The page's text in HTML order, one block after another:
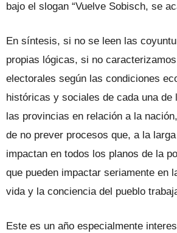
bajo el slogan “Vuelve Sobisch, se
En síntesis, si no se leen las
propias lógicas, si no
electorales según las condiciones
históricas y sociales de cada una
las provincias en relación a la
de no prever procesos que, a la
impactan en todos los planos de la
que pueden impactar seriamente en
vida y la conciencia del pueblo
Este es un año especialmente